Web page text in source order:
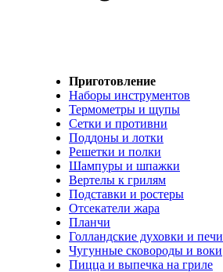
Приготовление
Наборы инструментов
Термометры и щупы
Сетки и противни
Поддоны и лотки
Решетки и полки
Шампуры и шпажки
Вертелы к грилям
Подставки и ростеры
Отсекатели жара
Планчи
Голландские духовки и печи
Чугунные сковороды и воки
Пицца и выпечка на гриле